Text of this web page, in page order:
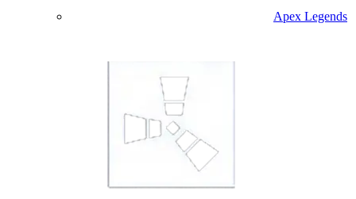
Apex Legends